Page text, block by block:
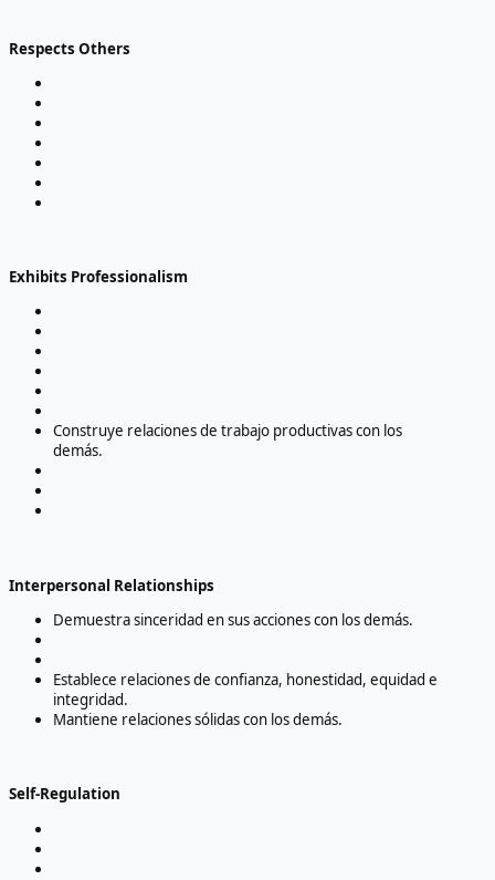
Respects Others
Exhibits Professionalism
Construye relaciones de trabajo productivas con los
demás.
Interpersonal Relationships
Demuestra sinceridad en sus acciones con los demás.
Establece relaciones de confianza, honestidad, equidad e
integridad.
Mantiene relaciones sólidas con los demás.
Self-Regulation